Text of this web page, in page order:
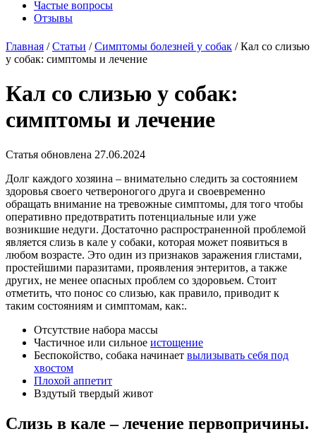
Частые вопросы
Отзывы
Главная /Статьи /Симптомы болезней у собак /Кал со слизью
у собак: симптомы и лечение
Кал со слизью у собак:
симптомы и лечение
Статья обновлена 27.06.2024
Долг каждого хозяина – внимательно следить за состоянием
здоровья своего четвероногого друга и своевременно
обращать внимание на тревожные симптомы, для того чтобы
оперативно предотвратить потенциальные или уже
возникшие недуги. Достаточно распространенной проблемой
является слизь в кале у собаки, которая может появиться в
любом возрасте. Это один из признаков заражения глистами,
простейшими паразитами, проявления энтеритов, а также
других, не менее опасных проблем со здоровьем. Стоит
отметить, что понос со слизью, как правило, приводит к
таким состояниям и симптомам, как:.
Отсутствие набора массы
Частичное или сильное истощение
Беспокойство, собака начинает вылизывать себя под
хвостом
Плохой аппетит
Вздутый твердый живот
Слизь в кале – лечение первопричины.